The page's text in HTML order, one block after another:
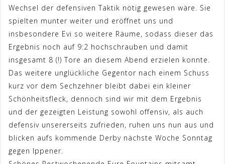
Wechsel der defensiven Taktik nötig gewesen wäre. Sie
spielten munter weiter und eröffnet uns und
insbesondere Evi so weitere Räume, sodass dieser das
Ergebnis noch auf 9:2 hochschrauben und damit
insgesamt 8 (!) Tore an diesem Abend erzielen konnte.
Das weitere unglückliche Gegentor nach einem Schuss
kurz vor dem Sechzehner bleibt dabei ein kleiner
Schönheitsfleck, dennoch sind wir mit dem Ergebnis
und der gezeigten Leistung sowohl offensiv, als auch
defensiv unsererseits zufrieden, ruhen uns nun aus und
blicken aufs kommende Derby nächste Woche Sonntag
gegen Ippener.